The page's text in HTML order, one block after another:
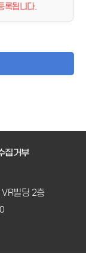
록됩니다.
집거부
빌딩 2층